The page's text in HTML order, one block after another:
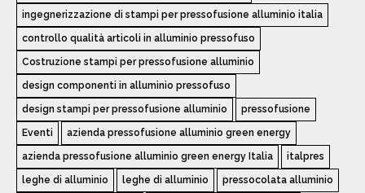
ingegnerizzazione di stampi per pressofusione alluminio italia
controllo qualità articoli in alluminio pressofuso
Costruzione stampi per pressofusione alluminio
design componenti in alluminio pressofuso
design stampi per pressofusione alluminio pressofusione
Eventi azienda pressofusione alluminio green energy
azienda pressofusione alluminio green energy Italia italpres
leghe di alluminio leghe di alluminio pressocolata alluminio